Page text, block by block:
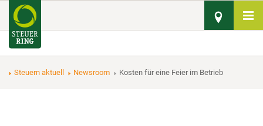
Steuern aktuell Newsroom Kosten für eine Feier im Betrieb